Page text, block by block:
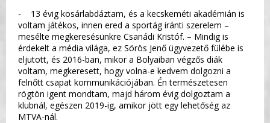
- 13 évig kosárlabdáztam, és a kecskeméti akadémián is
voltam játékos, innen ered a sportág iránti szerelem –
mesélte megkeresésünkre Csanádi Kristóf. – Mindig is
érdekelt a média világa, ez Sörös Jenő ügyvezető fülébe is
eljutott, és 2016-ban, mikor a Bolyaiban végzős diák
voltam, megkeresett, hogy volna-e kedvem dolgozni a
felnőtt csapat kommunikációjában. Én természetesen
rögtön igent mondtam, majd három évig dolgoztam a
klubnál, egészen 2019-ig, amikor jött egy lehetőség az
MTVA-nál.